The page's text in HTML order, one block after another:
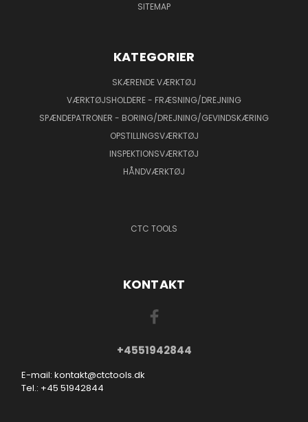
SITEMAP
KATEGORIER
SKÆRENDE VÆRKTØJ
VÆRKTØJSHOLDERE - FRÆSNING/DREJNING
SPÆNDEPATRONER - BORING/DREJNING/GEVINDSKÆRING
OPSTILLINGSVÆRKTØJ
INSPEKTIONSVÆRKTØJ
HÅNDVÆRKTØJ
CTC TOOLS
KONTAKT
+4551942844
E-mail: kontakt@ctctools.dk
Tel.: +45 51942844